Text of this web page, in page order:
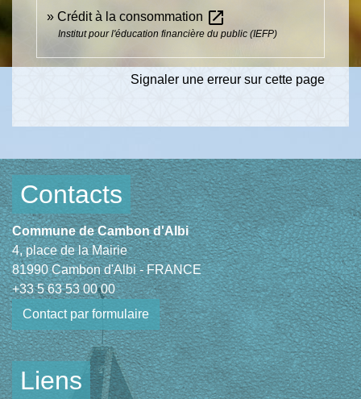
Crédit à la consommation open_in_new
Institut pour l'éducation financière du public (IEFP)
Signaler une erreur sur cette page
Contacts
Commune de Cambon d'Albi
4, place de la Mairie
81990 Cambon d'Albi - FRANCE
+33 5 63 53 00 00
Contact par formulaire
Liens